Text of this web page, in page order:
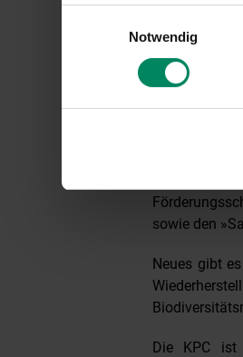
Notwendig
zeitgemäße,
Mit der
Schritt
Mehrkosten,
Weiters
sowie den
Neues gibt
Die KPC ist